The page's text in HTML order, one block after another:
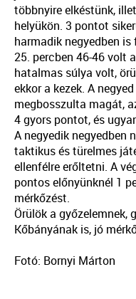
többnyire elkéstünk,
helyükön. 3 pontot
harmadik negyedben
25. percben 46-46 volt
hatalmas súlya volt,
ekkor a kezek. A
megbosszulta magát,
4 gyors pontot, és
A negyedik negyedben
taktikus és türelmes
ellenfélre erőltetni. A
pontos előnyünknél 1
mérkőzést.
Örülök a győzelemnek,
Kőbányának is, jó
Fotó: Bornyi Márton